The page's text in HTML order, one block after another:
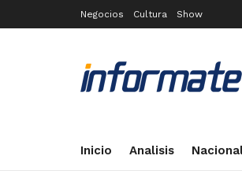
Negocios Cultura Show
Inicio Analisis